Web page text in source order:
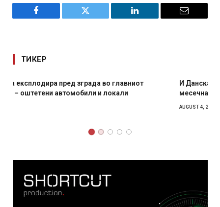
Facebook Twitter LinkedIn Email
ТИКЕР
И Данска се милитарилизира – воведува нова 11-
месечна воена